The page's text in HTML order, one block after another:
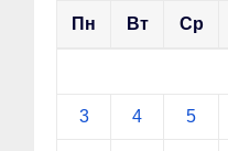
Пн Вт Ср
3 4 5